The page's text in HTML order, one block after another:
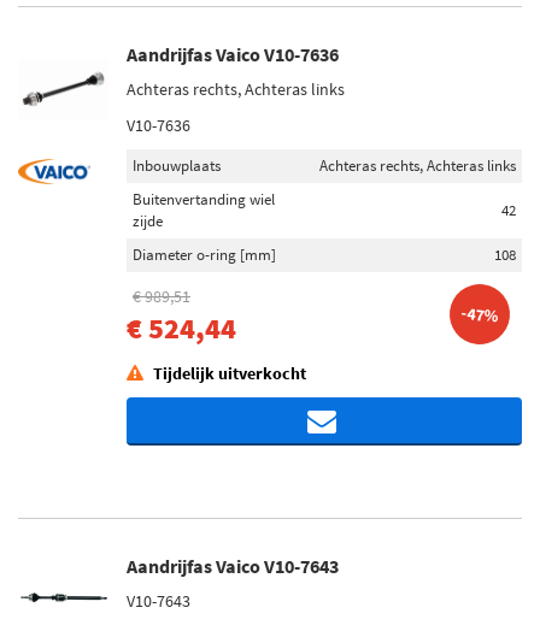
Aandrijfas Vaico V10-7636
Achteras rechts, Achteras links
V10-7636
Inbouwplaats
Achteras rechts, Achteras links
Buitenvertanding wiel
zijde
42
Diameter o-ring [mm] 108
€ 989,51
€ 524,44 -47%
Tijdelijk uitverkocht
Aandrijfas Vaico V10-7643
V10-7643